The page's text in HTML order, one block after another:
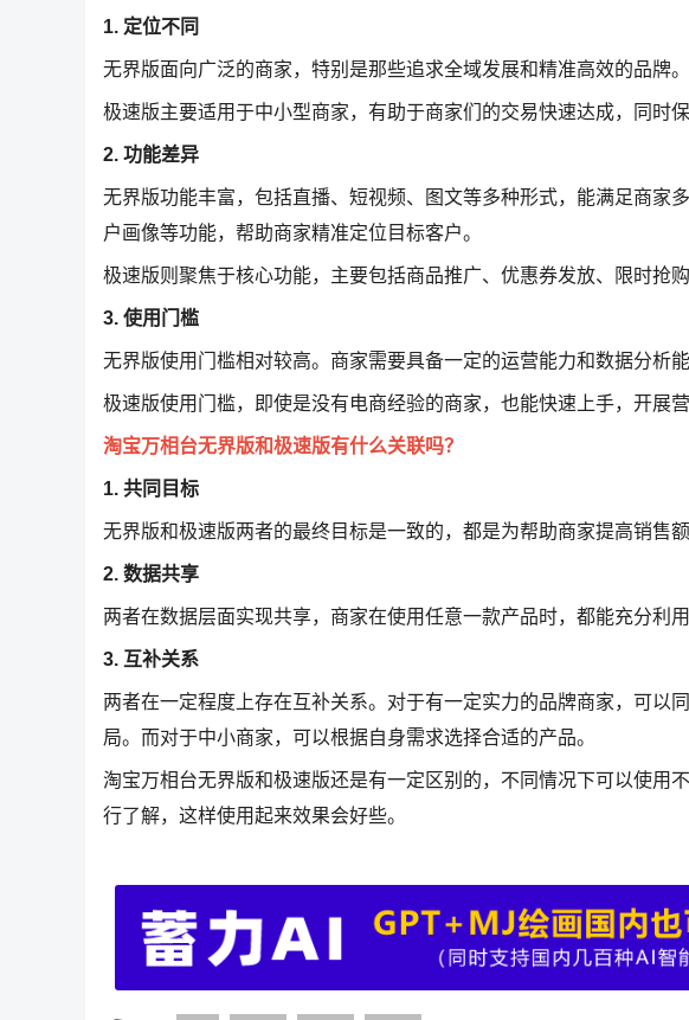
1. 定位不同
无界版面向广泛的商家，特别是那些追求全域发展和精准高效的品牌。
极速版主要适用于中小型商家，有助于商家们的交易快速达成，同时保
2. 功能差异
无界版功能丰富，包括直播、短视频、图文等多种形式，能满足商家
户画像等功能，帮助商家精准定位目标客户。
极速版则聚焦于核心功能，主要包括商品推广、优惠券发放、限时抢购
3. 使用门槛
无界版使用门槛相对较高。商家需要具备一定的运营能力和数据分析
极速版使用门槛，即使是没有电商经验的商家，也能快速上手，开展营
淘宝万相台无界版和极速版有什么关联吗？
1. 共同目标
无界版和极速版两者的最终目标是一致的，都是为帮助商家提高销售
2. 数据共享
两者在数据层面实现共享，商家在使用任意一款产品时，都能充分利
3. 互补关系
两者在一定程度上存在互补关系。对于有一定实力的品牌商家，可以
局。而对于中小商家，可以根据自身需求选择合适的产品。
淘宝万相台无界版和极速版还是有一定区别的，不同情况下可以使用
行了解，这样使用起来效果会好些。